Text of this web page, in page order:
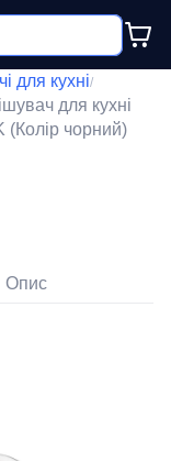
для кухні/
для кухні
чорний)
Опис